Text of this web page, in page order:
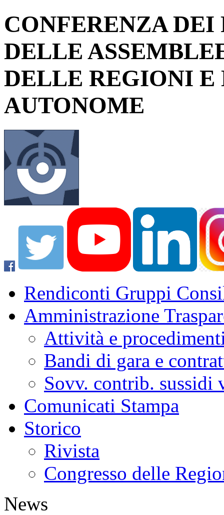
CONFERENZA DEI
DELLE
DELLE REGIONI E
AUTONOME
Rendiconti Gruppi
Amministrazione
Attività e
Bandi di gara e
Sovv. contrib. sussidi
Comunicati Stampa
Storico
Rivista
Congresso delle
News